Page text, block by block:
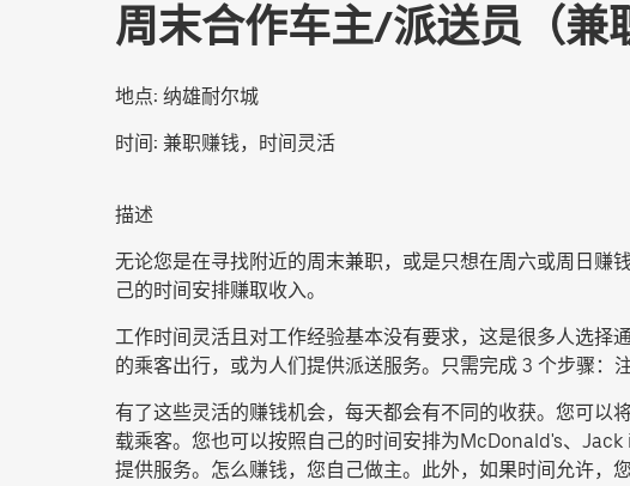
周末合作车主/派送员（兼
地点: 纳雄耐尔城
时间: 兼职赚钱，时间灵活
描述
无论您是在寻找附近的周末兼职，或是只想在周六或周日赚
己的时间安排赚取收入。
工作时间灵活且对工作经验基本没有要求，这是很多人选择
的乘客出行，或为人们提供派送服务。只需完成 3 个步骤：
有了这些灵活的赚钱机会，每天都会有不同的收获。您可
载乘客。您也可以按照自己的时间安排为McDonald's、
提供服务。怎么赚钱，您自己做主。此外，如果时间允许，